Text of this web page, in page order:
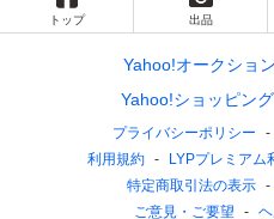
トップ 出品
Yahoo!オークション
Yahoo!ショッピング
プライバシーポリシー
利用規約
LYPプレミアム
特定商取引法の表示
ご意見・ご要望